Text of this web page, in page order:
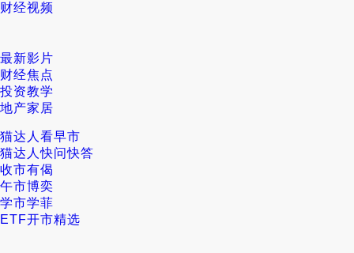
财经视频
最新影片
财经焦点
投资教学
地产家居
猫达人看早市
猫达人快问快答
收市有偈
午市博奕
学市学菲
ETF开市精选